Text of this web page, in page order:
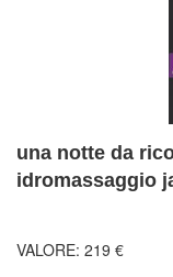
una notte da
idromassaggio
VALORE: 219 €